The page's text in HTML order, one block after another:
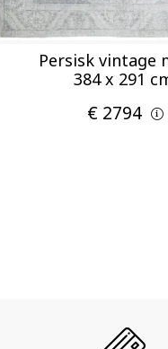
Persisk vintage
384 x 291
€ 2794